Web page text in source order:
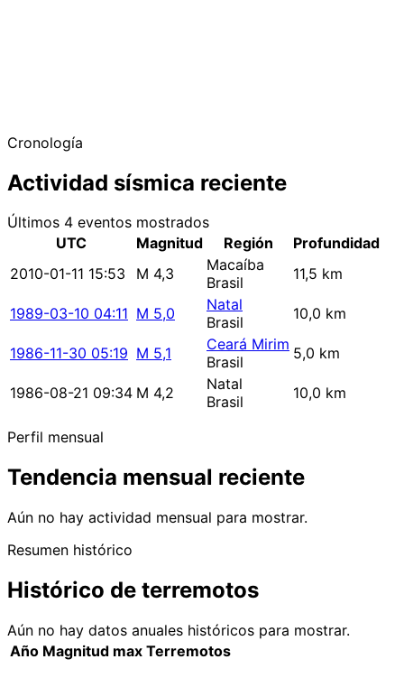
Cronología
Actividad sísmica reciente
Últimos 4 eventos mostrados
UTC
Magnitud Región
Profundidad
2010-01-11 15:53
M 4,3
Macaíba
Brasil
11,5 km
1989-03-10 04:11 M 5,0
Natal
Brasil
10,0 km
1986-11-30 05:19 M 5,1
Ceará Mirim
Brasil
5,0 km
1986-08-21 09:34 M 4,2
Natal
Brasil
10,0 km
Perfil mensual
Tendencia mensual reciente
Aún no hay actividad mensual para mostrar.
Resumen histórico
Histórico de terremotos
Aún no hay datos anuales históricos para mostrar.
Año Magnitud max Terremotos